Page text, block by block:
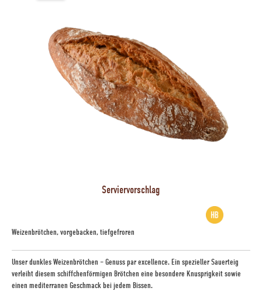
Serviervorschlag
Weizenbrötchen, vorgebacken, tiefgefroren
Unser dunkles Weizenbrötchen – Genuss par excellence. Ein spezieller Sauerteig
verleiht diesem schiffchenförmigen Brötchen eine besondere Knusprigkeit sowie
einen mediterranen Geschmack bei jedem Bissen.